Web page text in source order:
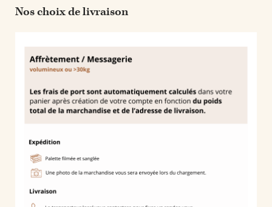
Nos choix de livraison​